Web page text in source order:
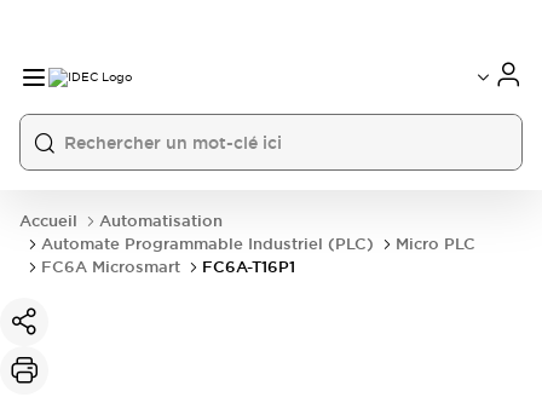
Accueil
Automatisation
Automate Programmable Industriel (PLC)
Micro PLC
FC6A Microsmart
FC6A-T16P1